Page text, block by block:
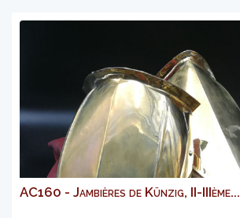
AC160 - Jambières de Künzig, II-IIIème...